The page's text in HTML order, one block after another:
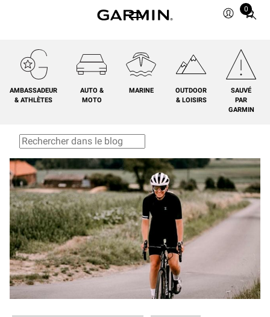
0
Total
cart:
0
AMBASSADEUR
& ATHLÈTES
AUTO &
MOTO
MARINE
OUTDOOR
& LOISIRS
SAUVÉ
PAR
GARMIN